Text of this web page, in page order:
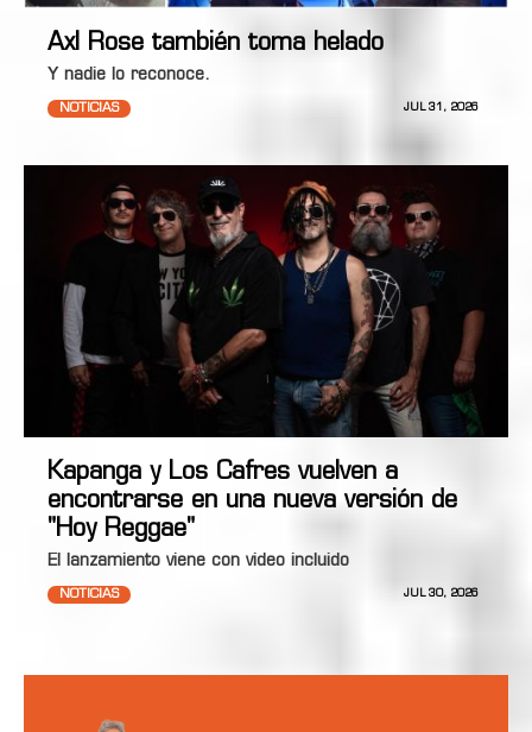
Axl Rose también toma helado
Y nadie lo reconoce.
NOTICIAS JUL 31, 2026
Kapanga y Los Cafres vuelven a
encontrarse en una nueva versión de
"Hoy Reggae"
El lanzamiento viene con video incluido
NOTICIAS JUL 30, 2026